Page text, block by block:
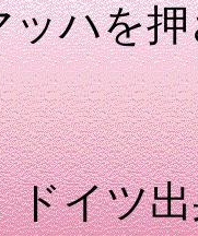
ハを
ドイツ